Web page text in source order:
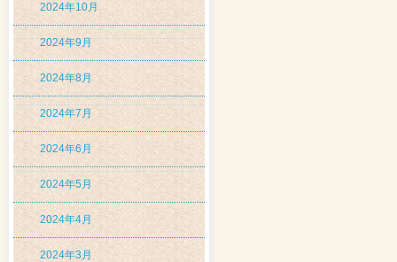
2024年10月
2024年9月
2024年8月
2024年7月
2024年6月
2024年5月
2024年4月
2024年3月